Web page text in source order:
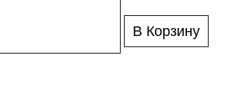
В Корзину